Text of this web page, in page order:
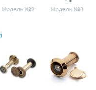
Модель №2 Модель №3